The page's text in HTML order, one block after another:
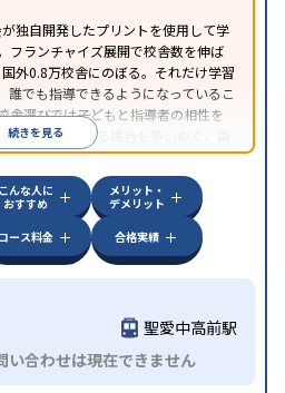
独自開発したプリントを使用して学
フランチャイズ展開で校舎数を伸ば
外0.8万校舎にのぼる。それだけ学習
誰でも指導できるようになっているこ
舎選びでは子どもと指導者の相性を
近所に2校舎ある場合も多いので、両
メする。
続きを見る
こんな人に
おすすめ
メリット・
デメリット
コース料金 合格実績
聖愛中高前駅
い合わせは現在できません